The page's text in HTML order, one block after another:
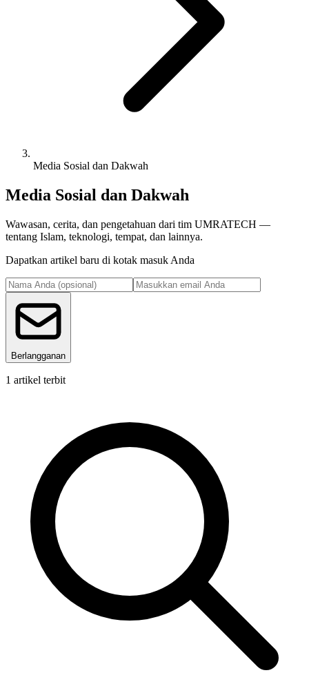
Media Sosial dan Dakwah
Media Sosial dan Dakwah
Wawasan, cerita, dan pengetahuan dari tim UMRATECH —
tentang Islam, teknologi, tempat, dan lainnya.
Dapatkan artikel baru di kotak masuk Anda
Berlangganan
1 artikel terbit